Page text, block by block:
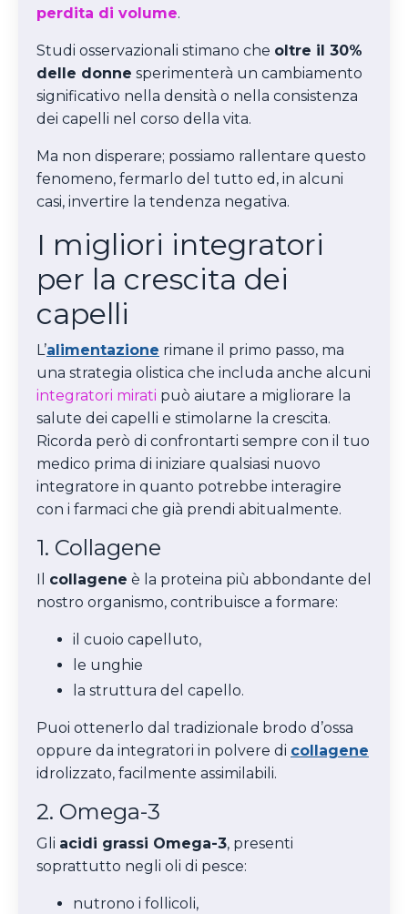
perdita di volume.
Studi osservazionali stimano che oltre il 30%
delle donne sperimenterà un cambiamento
significativo nella densità o nella consistenza
dei capelli nel corso della vita.
Ma non disperare; possiamo rallentare questo
fenomeno, fermarlo del tutto ed, in alcuni
casi, invertire la tendenza negativa.
I migliori integratori
per la crescita dei
capelli
L’alimentazione rimane il primo passo, ma
una strategia olistica che includa anche alcuni
integratori mirati può aiutare a migliorare la
salute dei capelli e stimolarne la crescita.
Ricorda però di confrontarti sempre con il tuo
medico prima di iniziare qualsiasi nuovo
integratore in quanto potrebbe interagire
con i farmaci che già prendi abitualmente.
1. Collagene
Il collagene è la proteina più abbondante del
nostro organismo, contribuisce a formare:
il cuoio capelluto,
le unghie
la struttura del capello.
Puoi ottenerlo dal tradizionale brodo d’ossa
oppure da integratori in polvere di collagene
idrolizzato, facilmente assimilabili.
2. Omega-3
Gli acidi grassi Omega-3, presenti
soprattutto negli oli di pesce:
nutrono i follicoli,